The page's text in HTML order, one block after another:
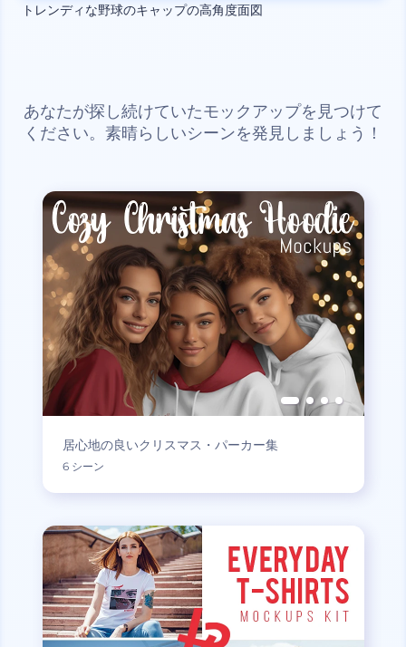
トレンディな野球のキャップの高角度面図
あなたが探し続けていたモックアップを見つけて
ください。素晴らしいシーンを発見しましょう！
居心地の良いクリスマス・パーカー集
6 シーン